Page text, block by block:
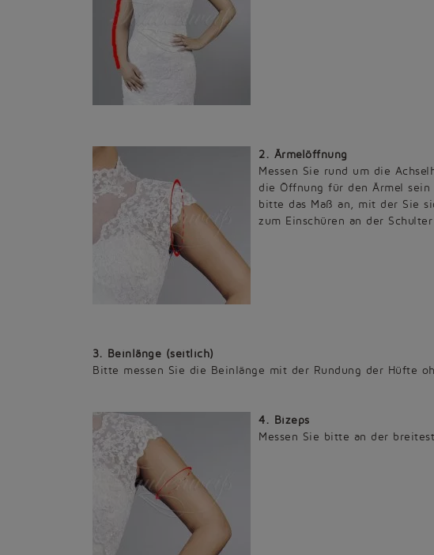
2. Ärmelöffnung
Messen Sie rund um die
die Öffnung für den Ärmel
bitte das Maß an, mit der Sie
zum Einschüren an der
3. Beinlänge (seitlich)
Bitte messen Sie die Beinlänge mit der Rundung der Hüfte
4. Bizeps
Messen Sie bitte an der